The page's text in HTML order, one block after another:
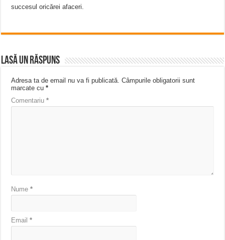
succesul oricărei afaceri.
Lasă un răspuns
Adresa ta de email nu va fi publicată. Câmpurile obligatorii sunt
marcate cu*
Comentariu*
Nume*
Email*